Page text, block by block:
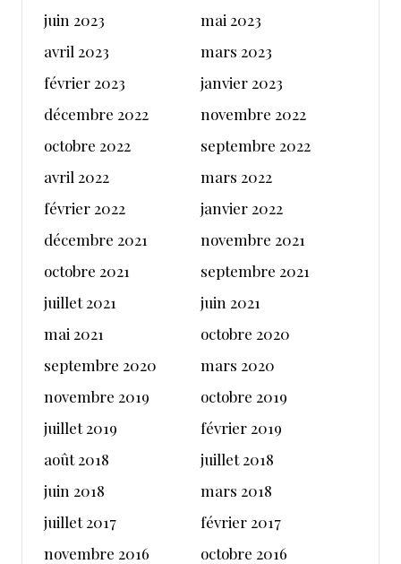
juin 2023
mai 2023
avril 2023
mars 2023
février 2023
janvier 2023
décembre 2022
novembre 2022
octobre 2022
septembre 2022
avril 2022
mars 2022
février 2022
janvier 2022
décembre 2021
novembre 2021
octobre 2021
septembre 2021
juillet 2021
juin 2021
mai 2021
octobre 2020
septembre 2020
mars 2020
novembre 2019
octobre 2019
juillet 2019
février 2019
août 2018
juillet 2018
juin 2018
mars 2018
juillet 2017
février 2017
novembre 2016
octobre 2016